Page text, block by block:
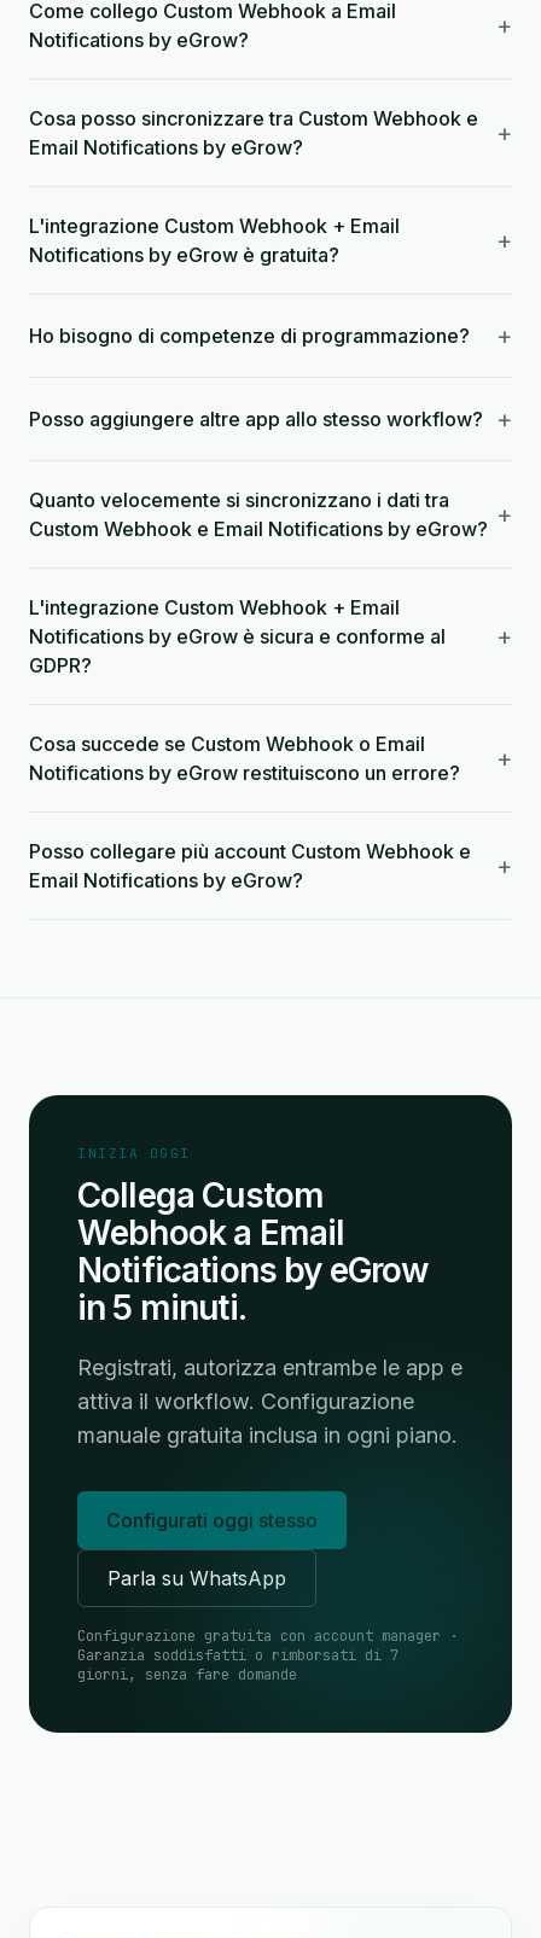
Come collego Custom Webhook a Email
Notifications by eGrow?
+
Cosa posso sincronizzare tra Custom Webhook e
Email Notifications by eGrow?
+
L'integrazione Custom Webhook + Email
Notifications by eGrow è gratuita?
+
Ho bisogno di competenze di programmazione? +
Posso aggiungere altre app allo stesso workflow? +
Quanto velocemente si sincronizzano i dati tra
Custom Webhook e Email Notifications by eGrow? +
L'integrazione Custom Webhook + Email
Notifications by eGrow è sicura e conforme al
GDPR?
+
Cosa succede se Custom Webhook o Email
Notifications by eGrow restituiscono un errore?
+
Posso collegare più account Custom Webhook e
Email Notifications by eGrow?
+
INIZIA OGGI
Collega Custom
Webhook a Email
Notifications by eGrow
in 5 minuti.
Registrati, autorizza entrambe le app e
attiva il workflow. Configurazione
manuale gratuita inclusa in ogni piano.
Configurati oggi stesso
Parla su WhatsApp
Configurazione gratuita con account manager ·
Garanzia soddisfatti o rimborsati di 7
giorni, senza fare domande